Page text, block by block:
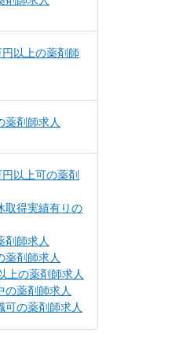
以上の薬剤師
薬剤師求人
以上可の薬剤
取得実績有りの
剤師求人
薬剤師求人
上の薬剤師求人
の薬剤師求人
可の薬剤師求人